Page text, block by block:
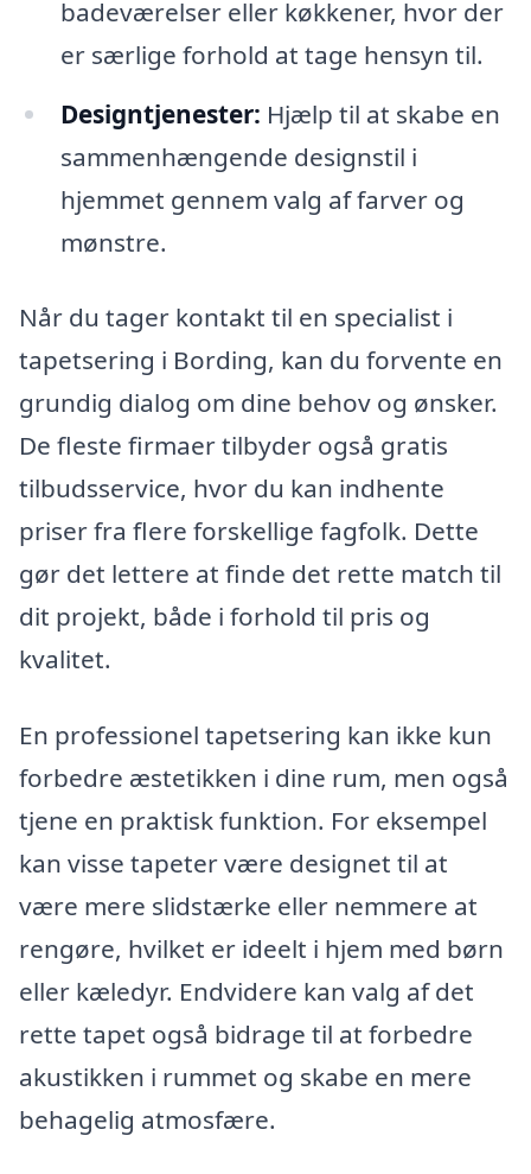
badeværelser eller køkkener, hvor der
er særlige forhold at tage hensyn til.
Designtjenester: Hjælp til at skabe en
sammenhængende designstil i
hjemmet gennem valg af farver og
mønstre.
Når du tager kontakt til en specialist i
tapetsering i Bording, kan du forvente en
grundig dialog om dine behov og ønsker.
De fleste firmaer tilbyder også gratis
tilbudsservice, hvor du kan indhente
priser fra flere forskellige fagfolk. Dette
gør det lettere at finde det rette match til
dit projekt, både i forhold til pris og
kvalitet.
En professionel tapetsering kan ikke kun
forbedre æstetikken i dine rum, men også
tjene en praktisk funktion. For eksempel
kan visse tapeter være designet til at
være mere slidstærke eller nemmere at
rengøre, hvilket er ideelt i hjem med børn
eller kæledyr. Endvidere kan valg af det
rette tapet også bidrage til at forbedre
akustikken i rummet og skabe en mere
behagelig atmosfære.